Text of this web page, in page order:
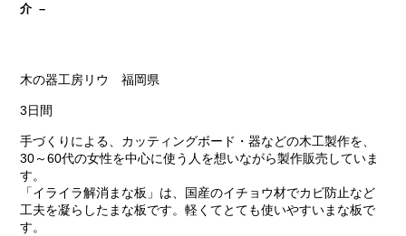
介 –
木の器工房リウ 福岡県
3日間
手づくりによる、カッティングボード・器などの木工製作を、
30～60代の女性を中心に使う人を想いながら製作販売していま
す。
「イライラ解消まな板」は、国産のイチョウ材でカビ防止など
工夫を凝らしたまな板です。軽くてとても使いやすいまな板で
す。